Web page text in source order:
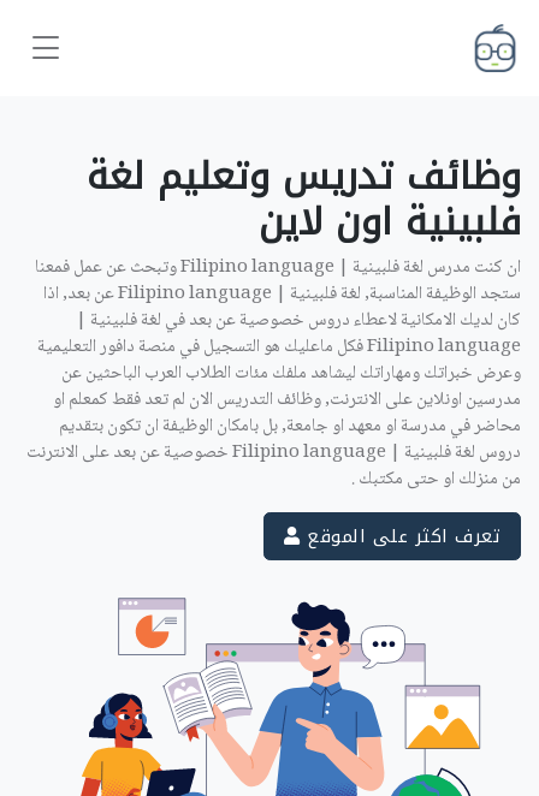
وظائف تدريس وتعليم لغة
فلبينية اون لاين ‎
ان كنت مدرس لغة فلبينية | Filipino language وتبحث عن عمل فمعنا
ستجد الوظيفة المناسبة, لغة فلبينية | Filipino language عن بعد, اذا
كان لديك الامكانية لاعطاء دروس خصوصية عن بعد في لغة فلبينية |
Filipino language فكل ماعليك هو التسجيل في منصة دافور التعليمية
وعرض خبراتك ومهاراتك ليشاهد ملفك مئات الطلاب العرب الباحثين عن
مدرسين اونلاين على الانترنت, وظائف التدريس الان لم تعد فقط كمعلم او
محاضر في مدرسة او معهد او جامعة, بل بامكان الوظيفة ان تكون بتقديم
دروس لغة فلبينية | Filipino language خصوصية عن بعد على الانترنت
من منزلك او حتى مكتبك .
تعرف اكثر على الموقع